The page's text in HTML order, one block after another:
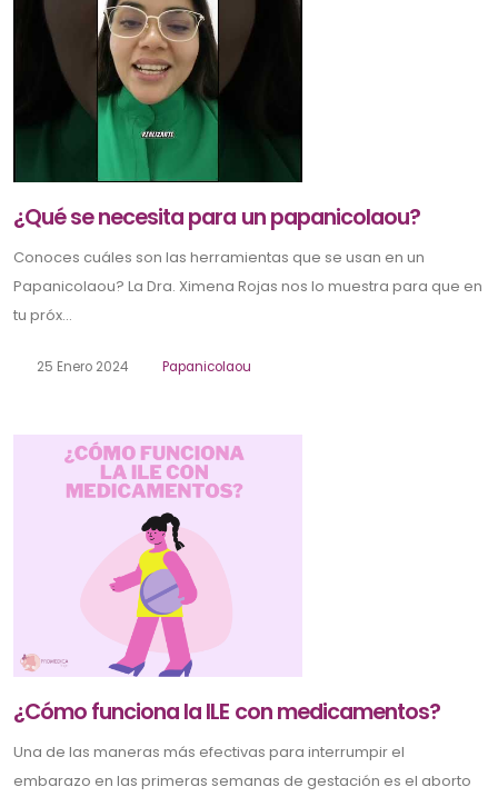
¿Qué se necesita para un papanicolaou?
Conoces cuáles son las herramientas que se usan en un
Papanicolaou? La Dra. Ximena Rojas nos lo muestra para que en
tu próx...
25 Enero 2024 Papanicolaou
¿Cómo funciona la ILE con medicamentos?
Una de las maneras más efectivas para interrumpir el
embarazo en las primeras semanas de gestación es el aborto